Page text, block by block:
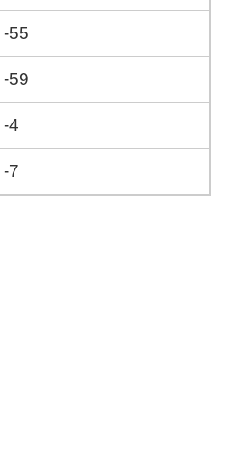
-55
-59
-4
-7